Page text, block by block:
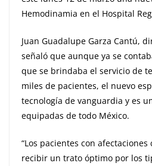
Hemodinamia en el Hospital
Juan Guadalupe Garza Cantú,
señaló que aunque ya se
que se brindaba el servicio de
miles de pacientes, el nuevo
tecnología de vanguardia y es
equipadas de todo México.
“Los pacientes con
recibir un trato óptimo por los